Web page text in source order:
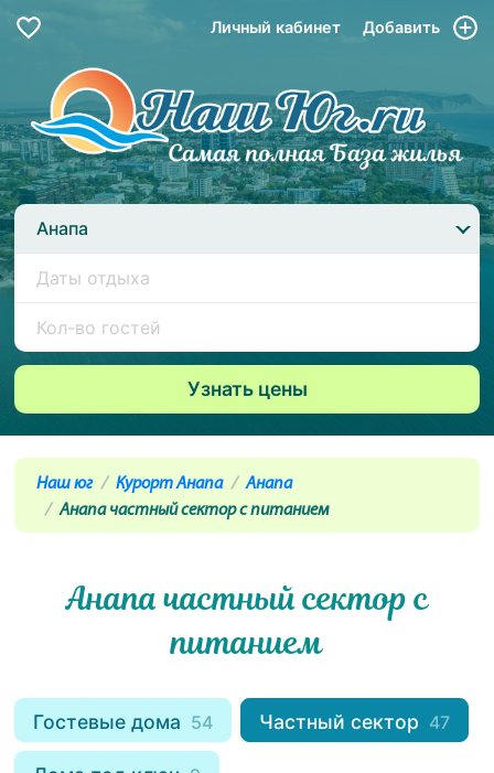
Личный кабинет Добавить
Анапа
Наш юг Курорт Анапа
Анапа
Анапа частный сектор с питанием
Анапа частный сектор с
питанием
Гостевые дома 54 Частный сектор 47